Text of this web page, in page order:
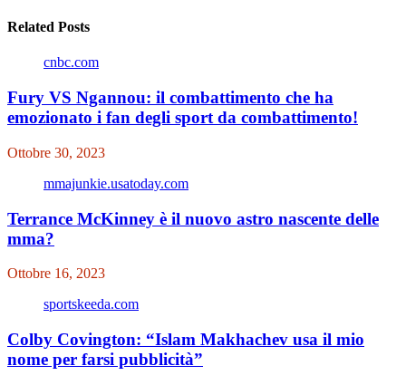
Related Posts
cnbc.com
Fury VS Ngannou: il combattimento che ha
emozionato i fan degli sport da combattimento!
Ottobre 30, 2023
mmajunkie.usatoday.com
Terrance McKinney è il nuovo astro nascente delle
mma?
Ottobre 16, 2023
sportskeeda.com
Colby Covington: “Islam Makhachev usa il mio
nome per farsi pubblicità”